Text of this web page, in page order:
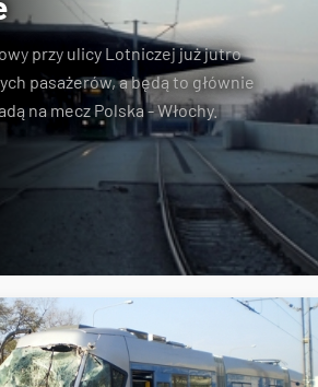
przy ulicy Lotniczejjuż jutro
pasażerów, a będą to głównie
na mecz Polska - Włochy.